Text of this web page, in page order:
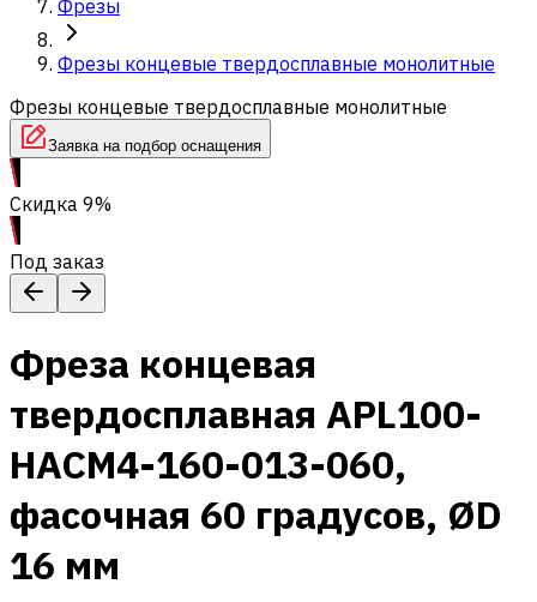
Фрезы
Фрезы концевые твердосплавные монолитные
Фрезы концевые твердосплавные монолитные
Заявка на подбор оснащения
Скидка 9%
Под заказ
Фреза концевая
твердосплавная APL100-
HACM4-160-013-060,
фасочная 60 градусов, ØD
16 мм